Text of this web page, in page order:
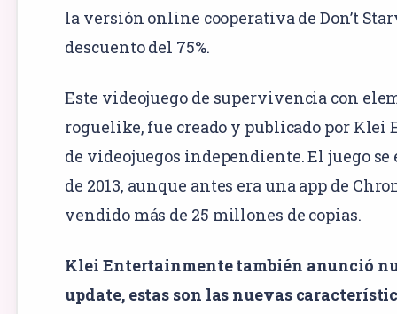
la versión online cooperativa de Don’t
descuento del 75%.
Este videojuego de supervivencia con
roguelike, fue creado y publicado por
de videojuegos independiente. El juego se
de 2013, aunque antes era una app de
vendido más de 25 millones de copias.
Klei Entertainmente también anunció
update, estas son las nuevas